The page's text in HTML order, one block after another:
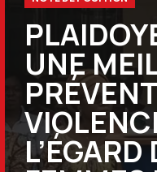
UNE
L’ÉGARD